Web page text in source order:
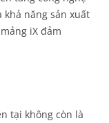
năng sản xuất
iX đảm
tại không còn là